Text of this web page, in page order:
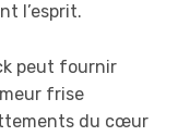
l’esprit.
peut fournir
frise
du cœur